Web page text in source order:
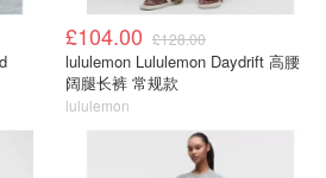
£104.00 £128.00
lululemon Lululemon Daydrift 高腰
阔腿长裤 常规款
lululemon